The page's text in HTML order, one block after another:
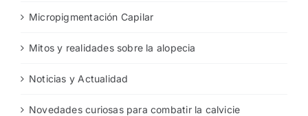
Micropigmentación Capilar
Mitos y realidades sobre la alopecia
Noticias y Actualidad
Novedades curiosas para combatir la calvicie